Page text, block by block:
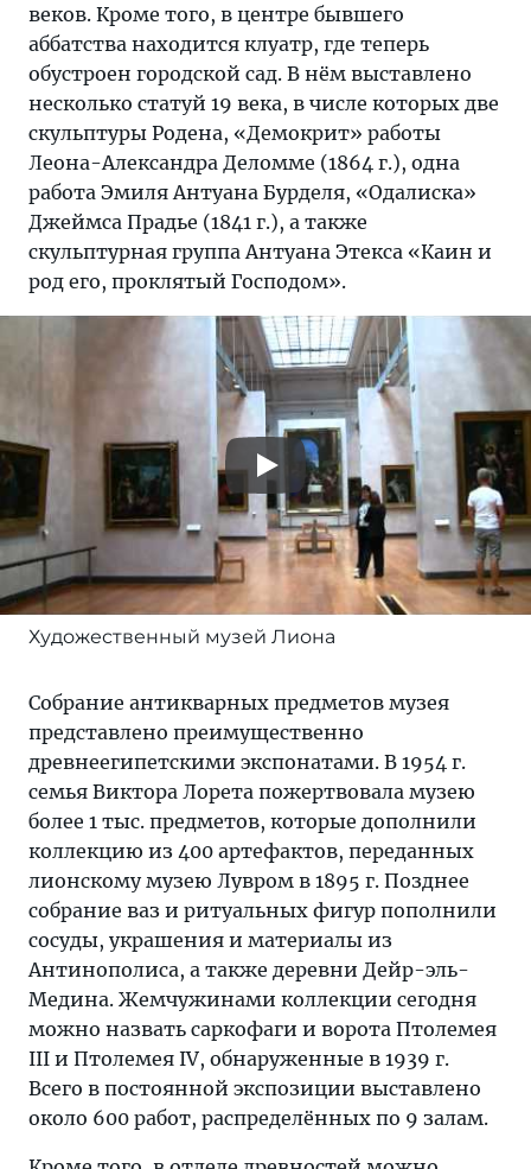
веков. Кроме того, в центре бывшего
аббатства находится клуатр, где теперь
обустроен городской сад. В нём выставлено
несколько статуй 19 века, в числе которых две
скульптуры Родена, «Демокрит» работы
Леона-Александра Деломме (1864 г.), одна
работа Эмиля Антуана Бурделя, «Одалиска»
Джеймса Прадье (1841 г.), а также
скульптурная группа Антуана Этекса «Каин и
род его, проклятый Господом».
Художественный музей Лиона
Собрание антикварных предметов музея
представлено преимущественно
древнеегипетскими экспонатами. В 1954 г.
семья Виктора Лорета пожертвовала музею
более 1 тыс. предметов, которые дополнили
коллекцию из 400 артефактов, переданных
лионскому музею Лувром в 1895 г. Позднее
собрание ваз и ритуальных фигур пополнили
сосуды, украшения и материалы из
Антинополиса, а также деревни Дейр-эль-
Медина. Жемчужинами коллекции сегодня
можно назвать саркофаги и ворота Птолемея
III и Птолемея IV, обнаруженные в 1939 г.
Всего в постоянной экспозиции выставлено
около 600 работ, распределённых по 9 залам.